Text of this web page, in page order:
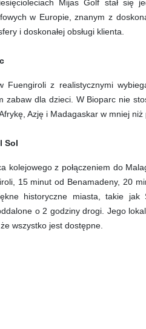
Mijas Golf stał się
w Europie, znanym z
i doskonałej obsługi klienta.
Fuengiroli z realistycznymi
zabaw dla dzieci. W Bioparc nie
Azję i Madagaskar w mniej
Sol
kolejowego z połączeniem do
15 minut od Benamadeny, 20
historyczne miasta, takie jak
o 2 godziny drogi. Jego
wszystko jest dostępne.